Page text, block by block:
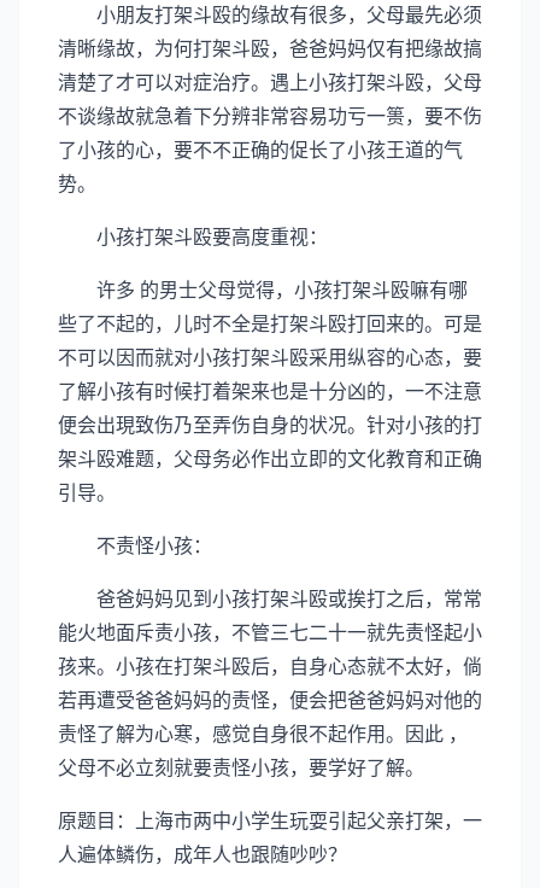
小朋友打架斗殴的缘故有很多，父母最先必须
清晰缘故，为何打架斗殴，爸爸妈妈仅有把缘故搞
清楚了才可以对症治疗。遇上小孩打架斗殴，父母
不谈缘故就急着下分辨非常容易功亏一篑，要不伤
了小孩的心，要不不正确的促长了小孩王道的气
势。
小孩打架斗殴要高度重视：
许多 的男士父母觉得，小孩打架斗殴嘛有哪
些了不起的，儿时不全是打架斗殴打回来的。可是
不可以因而就对小孩打架斗殴采用纵容的心态，要
了解小孩有时候打着架来也是十分凶的，一不注意
便会出現致伤乃至弄伤自身的状况。针对小孩的打
架斗殴难题，父母务必作出立即的文化教育和正确
引导。
不责怪小孩：
爸爸妈妈见到小孩打架斗殴或挨打之后，常常
能火地面斥责小孩，不管三七二十一就先责怪起小
孩来。小孩在打架斗殴后，自身心态就不太好，倘
若再遭受爸爸妈妈的责怪，便会把爸爸妈妈对他的
责怪了解为心寒，感觉自身很不起作用。因此 ，
父母不必立刻就要责怪小孩，要学好了解。
原题目：上海市两中小学生玩耍引起父亲打架，一
人遍体鳞伤，成年人也跟随吵吵？